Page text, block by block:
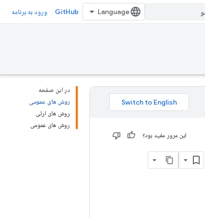
GitHub ورود به برنامه
در این صفحه
روش های عمومی
روش های ارثی
روش های عمومی
این مرور مفید بود؟